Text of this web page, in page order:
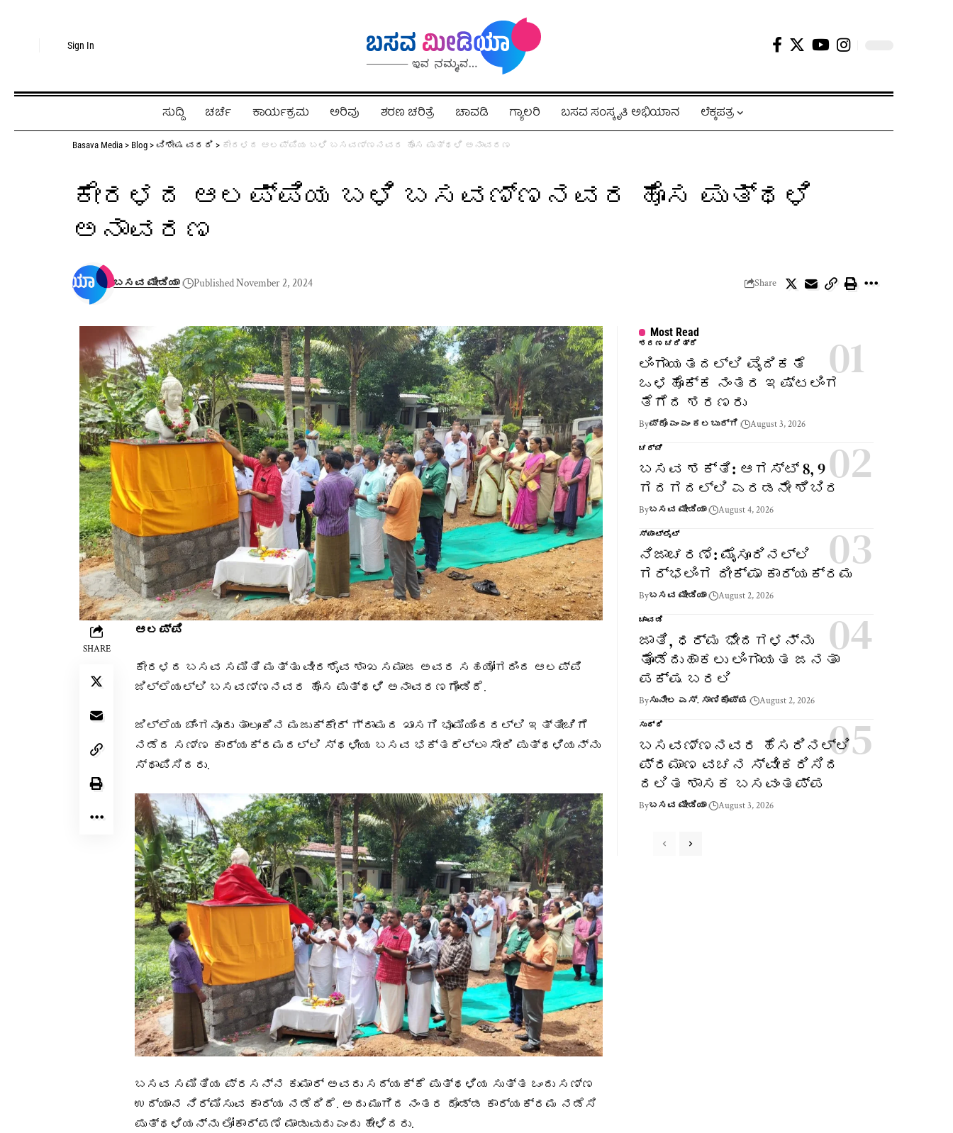
Sign In
ಸುದ್ದಿ ಚರ್ಚೆ ಕಾರ್ಯಕ್ರಮ ಅರಿವು ಶರಣ ಚರಿತ್ರೆ ಚಾವಡಿ ಗ್ಯಾಲರಿ ಬಸವ ಸಂಸ್ಕೃತಿ ಅಭಿಯಾನ ಲೆಕ್ಕಪತ್ರ
Basava Media > Blog > ವಿಶೇಷ ವರದಿ > ಕೇರಳದ ಆಲಪ್ಪಿಯ ಬಳಿ ಬಸವಣ್ಣನವರ ಹೊಸ ಪುತ್ಥಳಿ ಅನಾವರಣ
ಕೇರಳದ ಆಲಪ್ಪಿಯ ಬಳಿ ಬಸವಣ್ಣನವರ ಹೊಸ ಪುತ್ಥಳಿ
ಅನಾವರಣ
ಬಸವ ಮೀಡಿಯಾ Published November 2, 2024 Share
SHARE
ಆಲಪ್ಪಿ
ಕೇರಳದ ಬಸವ ಸಮಿತಿ ಮತ್ತು ವೀರಶೈವ ಶಾಖ ಸಮಾಜ ಅವರ ಸಹಯೋಗದಿಂದ ಆಲಪ್ಪಿ
ಜಿಲ್ಲೆಯಲ್ಲಿ ಬಸವಣ್ಣನವರ ಹೊಸ ಪುತ್ಥಳಿ ಅನಾವರಣಗೊಂಡಿದೆ.
ಜಿಲ್ಲೆಯ ಚೆಂಗನೂರು ತಾಲೂಕಿನ ಮಜುಕ್ಕೇರ್ ಗ್ರಾಮದ ಖಾಸಗಿ ಭೂಮಿಯಿಂದರಲ್ಲಿ ಇತ್ತೀಚಿಗೆ
ನಡೆದ ಸಣ್ಣ ಕಾರ್ಯಕ್ರಮದಲ್ಲಿ ಸ್ಥಳೀಯ ಬಸವ ಭಕ್ತರೆಲ್ಲಾ ಸೇರಿ ಪುತ್ಥಳಿಯನ್ನು
ಸ್ಥಾಪಿಸಿದರು.
ಬಸವ ಸಮಿತಿಯ ಪ್ರಸನ್ನ ಕುಮಾರ್ ಅವರು ಸದ್ಯಕ್ಕೆ ಪುತ್ಥಳಿಯ ಸುತ್ತ ಒಂದು ಸಣ್ಣ
ಉದ್ಯಾನ ನಿರ್ಮಿಸುವ ಕಾರ್ಯ ನಡೆದಿದೆ. ಅದು ಮುಗಿದ ನಂತರ ದೊಡ್ಡ ಕಾರ್ಯಕ್ರಮ ನಡೆಸಿ
ಪುತ್ಥಳಿಯನ್ನು ಲೋಕಾರ್ಪಣೆ ಮಾಡುವುದು ಎಂದು ಹೇಳಿದರು.
Most Read
ಶರಣ ಚರಿತ್ರೆ
ಲಿಂಗಾಯತದಲ್ಲಿ ವೈದಿಕತೆ
ಒಳಹೊಕ್ಕ ನಂತರ ಇಷ್ಟಲಿಂಗ
ತೆಗೆದ ಶರಣರು
Byಪ್ರೊ ಎಂ ಎಂ ಕಲಬುರ್ಗಿ August 3, 2026
ಚರ್ಚೆ
ಬಸವ ಶಕ್ತಿ: ಆಗಸ್ಟ್ 8, 9
ಗದಗದಲ್ಲಿ ಎರಡನೇ ಶಿಬಿರ
Byಬಸವ ಮೀಡಿಯಾ August 4, 2026
ಸ್ಪಾಟ್‌ಲೈಟ್
ನಿಜಾಚರಣೆ: ಮೈಸೂರಿನಲ್ಲಿ
ಗರ್ಭಲಿಂಗ ದೀಕ್ಷಾ ಕಾರ್ಯಕ್ರಮ
Byಬಸವ ಮೀಡಿಯಾ August 2, 2026
ಚಾವಡಿ
ಜಾತಿ, ಧರ್ಮ ಭೇದಗಳನ್ನು
ತೊಡೆದುಹಾಕಲು ಲಿಂಗಾಯತ ಜನತಾ
ಪಕ್ಷ ಬರಲಿ
Byಸುನೀಲ ಎಸ್. ಸಾಣಿಕೊಪ್ಪ August 2, 2026
ಸುದ್ದಿ
ಬಸವಣ್ಣನವರ ಹೆಸರಿನಲ್ಲಿ
ಪ್ರಮಾಣ ವಚನ ಸ್ವೀಕರಿಸಿದ
ದಲಿತ ಶಾಸಕ ಬಸವಂತಪ್ಪ
Byಬಸವ ಮೀಡಿಯಾ August 3, 2026